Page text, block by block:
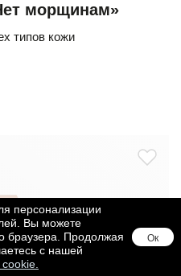
морщинам»
типов кожи
персонализации
Вы можете
браузера. Продолжая
с нашей
Ок